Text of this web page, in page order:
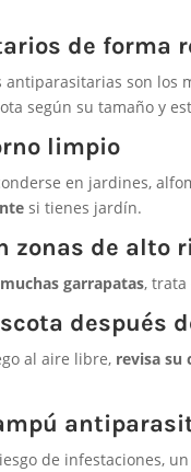
de forma
antiparasitarias son los
según su tamaño y
limpio
en jardines,
si tienes jardín.
zonas de alto
garrapatas,
después
al aire libre, revisa su
de infestaciones, un